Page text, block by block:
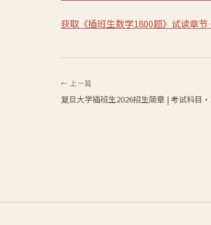
获取《插班生数学1800题》试读章
← 上一篇
复旦大学插班生2026招生简章 | 考试科